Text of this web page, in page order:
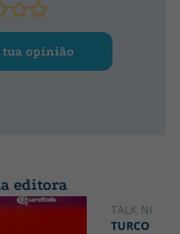
tua opinião
editora
TALK NOW
TURCO -